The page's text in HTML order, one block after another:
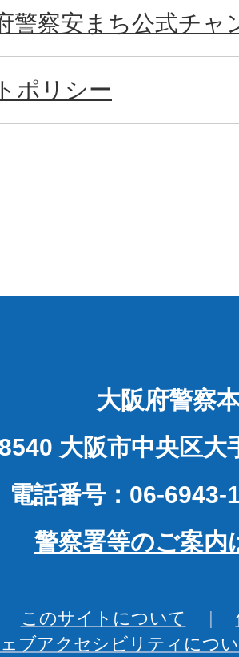
警察安まち公式チャ
ポリシー
大阪府警察
大阪市中央区大
電話番号：06-6943-
警察署等のご案内
このサイトについて
ブアクセシビリティにつ